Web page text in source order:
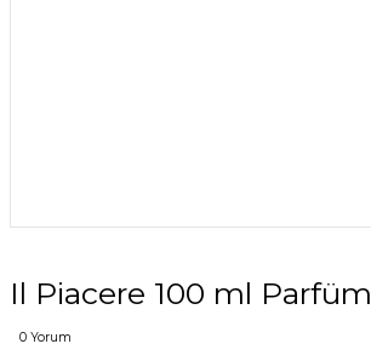
Il Piacere 100 ml Parfüm
0 Yorum